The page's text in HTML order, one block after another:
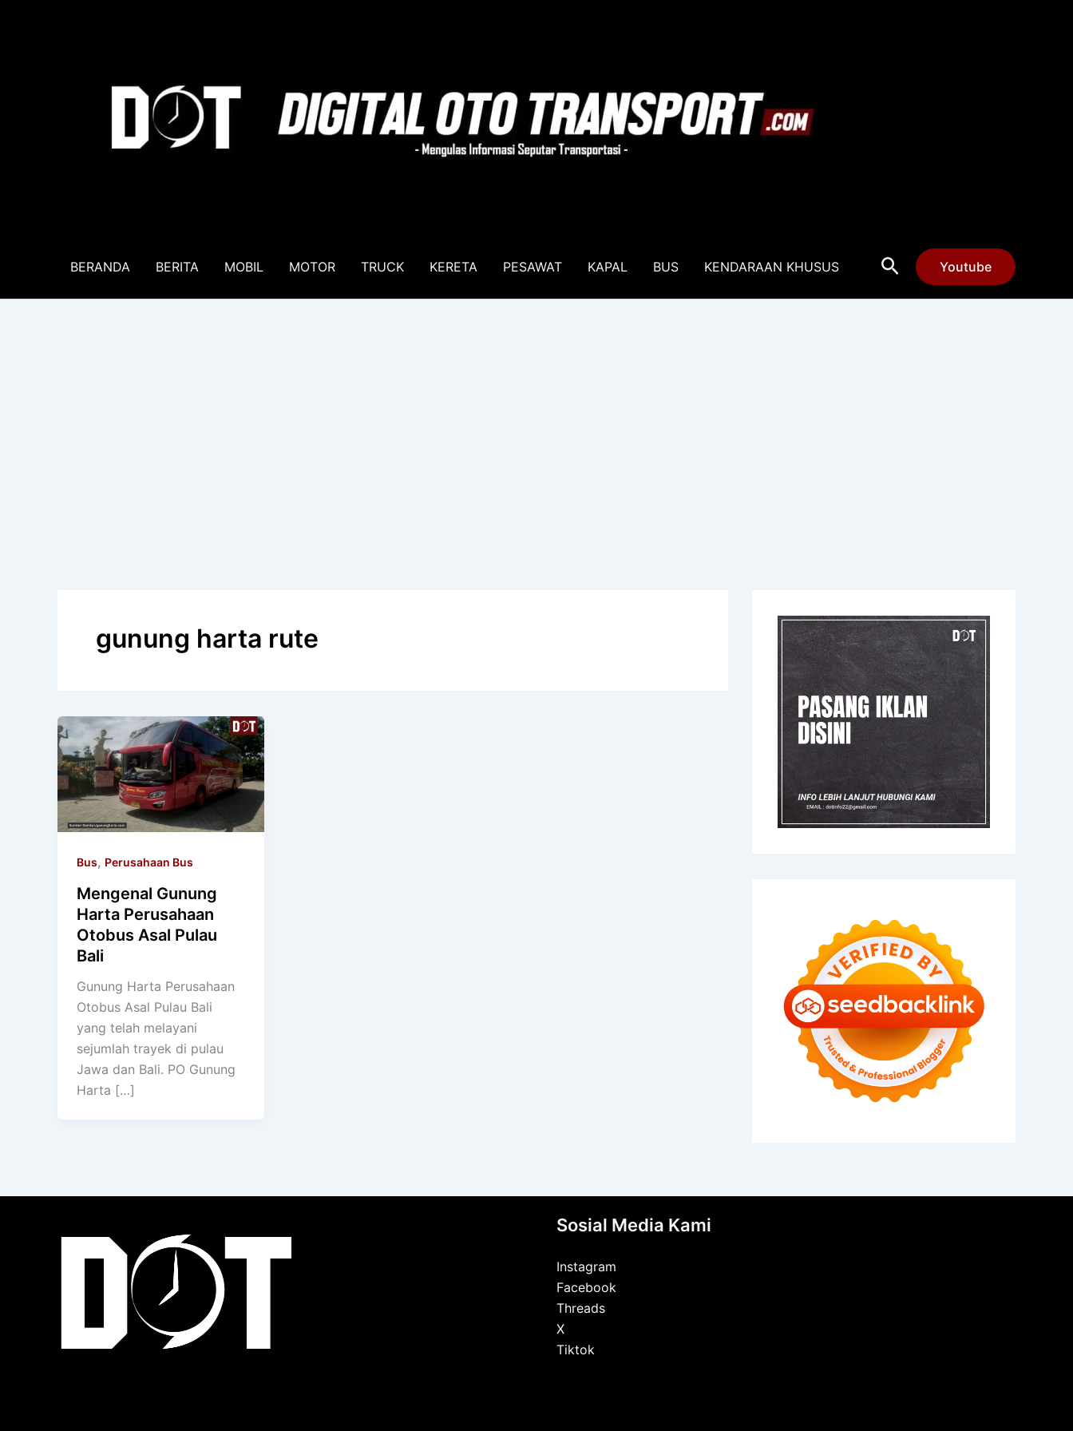
BERANDA BERITA MOBIL MOTOR TRUCK KERETA PESAWAT KAPAL BUS KENDARAAN KHUSUS Cari Youtube
gunung harta rute
Bus, Perusahaan Bus
Mengenal Gunung
Harta Perusahaan
Otobus Asal Pulau
Bali
Gunung Harta Perusahaan
Otobus Asal Pulau Bali
yang telah melayani
sejumlah trayek di pulau
Jawa dan Bali. PO Gunung
Harta […]
Sosial Media Kami
Instagram
Facebook
Threads
X
Tiktok